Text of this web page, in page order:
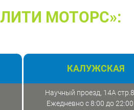
МОТОРС»:
КАЛУЖСКАЯ
Научный проезд, 14А стр.8
Ежедневно с 8:00 до 22:00